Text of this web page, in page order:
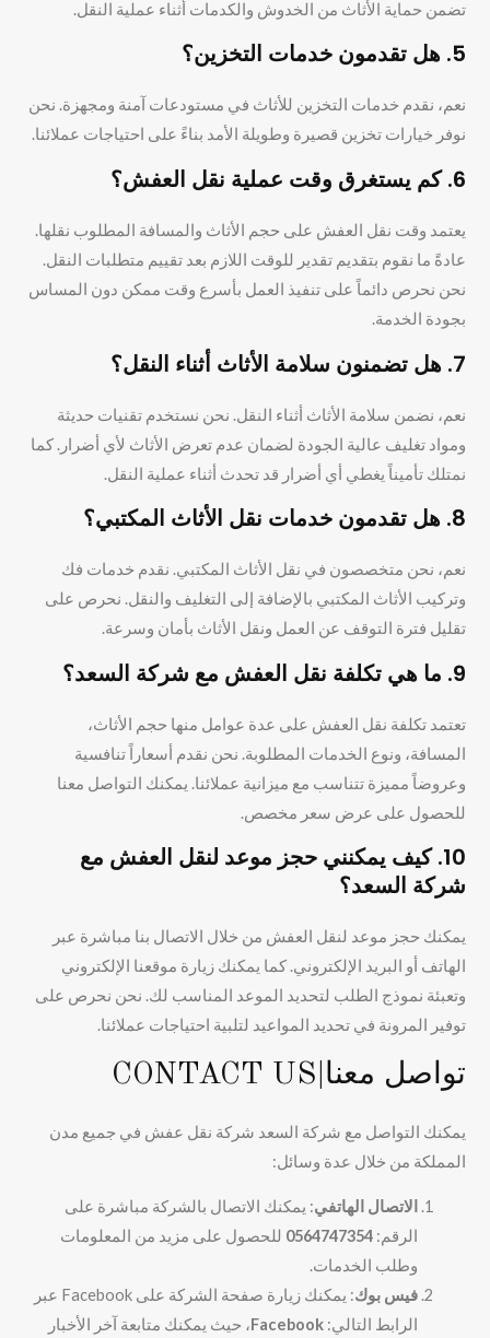
تضمن حماية الأثاث من الخدوش والكدمات أثناء عملية النقل.
5. هل تقدمون خدمات التخزين؟
نعم، نقدم خدمات التخزين للأثاث في مستودعات آمنة ومجهزة. نحن
نوفر خيارات تخزين قصيرة وطويلة الأمد بناءً على احتياجات عملائنا.
6. كم يستغرق وقت عملية نقل العفش؟
يعتمد وقت نقل العفش على حجم الأثاث والمسافة المطلوب نقلها.
عادةً ما نقوم بتقديم تقدير للوقت اللازم بعد تقييم متطلبات النقل.
نحن نحرص دائماً على تنفيذ العمل بأسرع وقت ممكن دون المساس
بجودة الخدمة.
7. هل تضمنون سلامة الأثاث أثناء النقل؟
نعم، نضمن سلامة الأثاث أثناء النقل. نحن نستخدم تقنيات حديثة
ومواد تغليف عالية الجودة لضمان عدم تعرض الأثاث لأي أضرار. كما
نمتلك تأميناً يغطي أي أضرار قد تحدث أثناء عملية النقل.
8. هل تقدمون خدمات نقل الأثاث المكتبي؟
نعم، نحن متخصصون في نقل الأثاث المكتبي. نقدم خدمات فك
وتركيب الأثاث المكتبي بالإضافة إلى التغليف والنقل. نحرص على
تقليل فترة التوقف عن العمل ونقل الأثاث بأمان وسرعة.
9. ما هي تكلفة نقل العفش مع شركة السعد؟
تعتمد تكلفة نقل العفش على عدة عوامل منها حجم الأثاث،
المسافة، ونوع الخدمات المطلوبة. نحن نقدم أسعاراً تنافسية
وعروضاً مميزة تتناسب مع ميزانية عملائنا. يمكنك التواصل معنا
للحصول على عرض سعر مخصص.
10. كيف يمكنني حجز موعد لنقل العفش مع
شركة السعد؟
يمكنك حجز موعد لنقل العفش من خلال الاتصال بنا مباشرة عبر
الهاتف أو البريد الإلكتروني. كما يمكنك زيارة موقعنا الإلكتروني
وتعبئة نموذج الطلب لتحديد الموعد المناسب لك. نحن نحرص على
توفير المرونة في تحديد المواعيد لتلبية احتياجات عملائنا.
تواصل معنا|CONTACT US
يمكنك التواصل مع شركة السعد شركة نقل عفش في جميع مدن
المملكة من خلال عدة وسائل:
الاتصال الهاتفي: يمكنك الاتصال بالشركة مباشرة على
الرقم:0564747354 للحصول على مزيد من المعلومات
وطلب الخدمات.
فيس بوك
: يمكنك زيارة صفحة الشركة على Facebook عبر
الرابط التالي: Facebook
، حيث يمكنك متابعة آخر الأخبار